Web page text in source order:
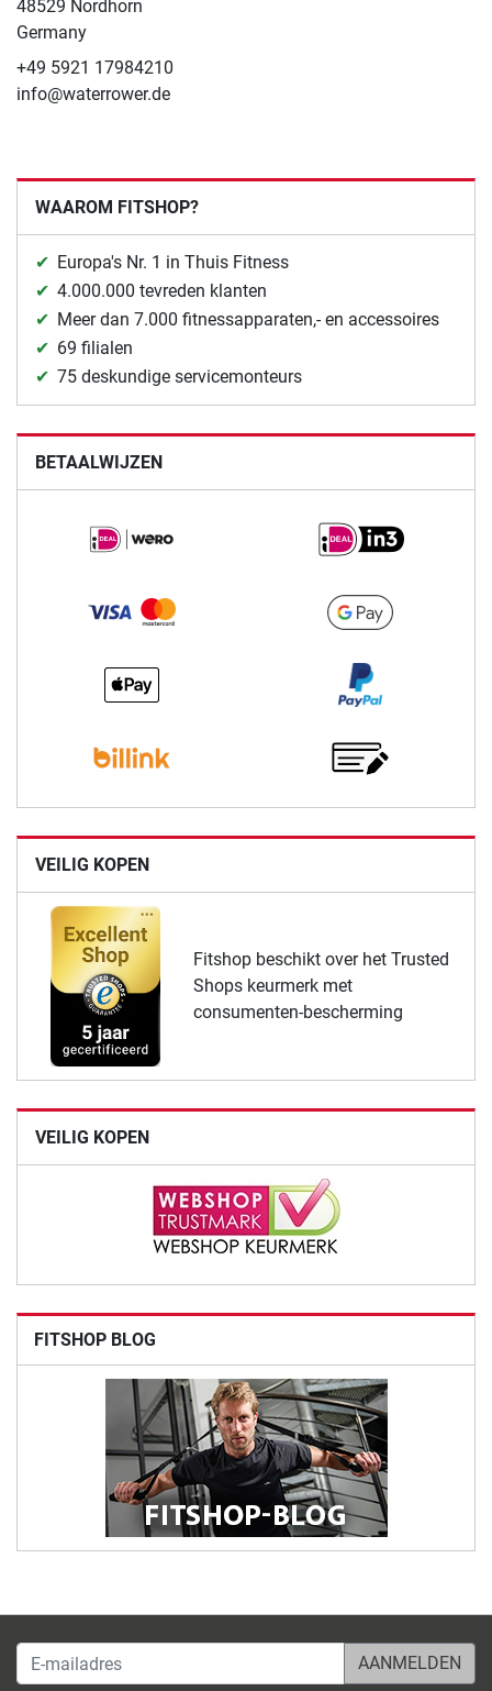
48529 Nordhorn
Germany
+49 5921 17984210
info@waterrower.de
WAAROM FITSHOP?
Europa's Nr. 1 in Thuis Fitness
4.000.000 tevreden klanten
Meer dan 7.000 fitnessapparaten,- en accessoires
69 filialen
75 deskundige servicemonteurs
BETAALWIJZEN
VEILIG KOPEN
Fitshop beschikt over het Trusted
Shops keurmerk met
consumenten-bescherming
VEILIG KOPEN
FITSHOP BLOG
E-mailadres